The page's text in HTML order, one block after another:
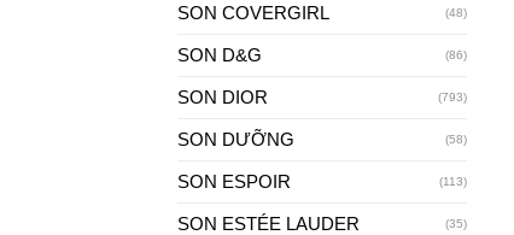
SON COVERGIRL (48)
SON D&G (86)
SON DIOR (793)
SON DƯỠNG (58)
SON ESPOIR (113)
SON ESTÉE LAUDER (35)